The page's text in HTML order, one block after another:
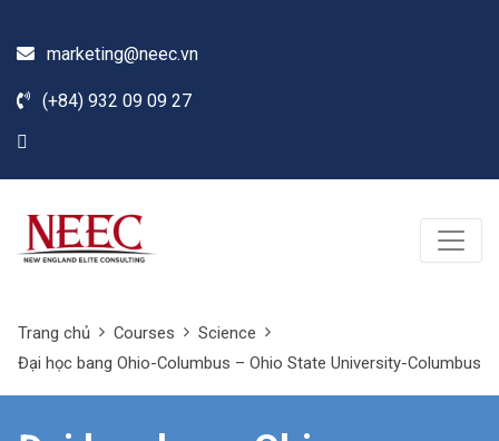
marketing@neec.vn
(+84) 932 09 09 27
Trang chủ Courses
Science
Đại học bang Ohio-Columbus – Ohio State University-Columbus